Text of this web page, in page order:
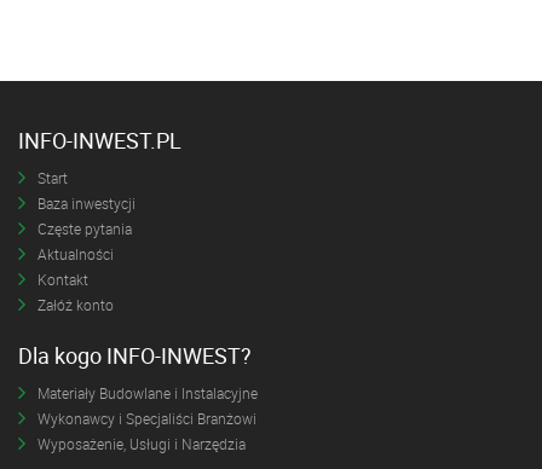
INFO-INWEST.PL
Start
Baza inwestycji
Częste pytania
Aktualności
Kontakt
Załóż konto
Dla kogo INFO-INWEST?
Materiały Budowlane i Instalacyjne
Wykonawcy i Specjaliści Branżowi
Wyposażenie, Usługi i Narzędzia